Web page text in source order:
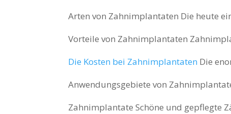
Arten von Zahnimplantaten Die heute
Vorteile von Zahnimplantaten
Die Kosten bei Zahnimplantaten Die
Anwendungsgebiete von
Zahnimplantate Schöne und gepflegte